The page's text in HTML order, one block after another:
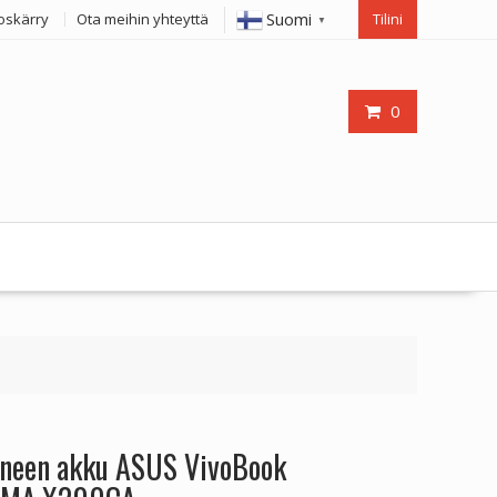
Ota meihin yhteyttä Suomi ▼ Tilini
0
akku ASUS VivoBook